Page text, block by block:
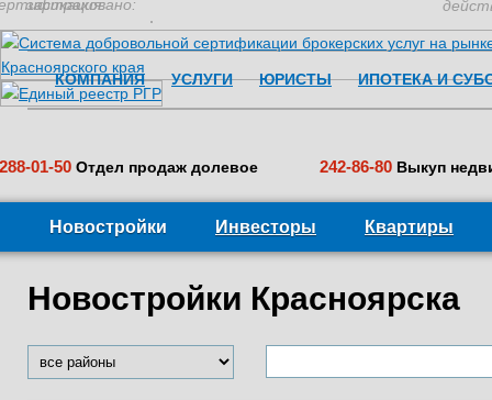
застраховано:
КОМПАНИЯ УСЛУГИ ЮРИСТЫ ИПОТЕКА И
288-01-50 Отдел продаж долевое 242-86-80 Выкуп
Новостройки Инвесторы Квартиры
Новостройки Красноярска